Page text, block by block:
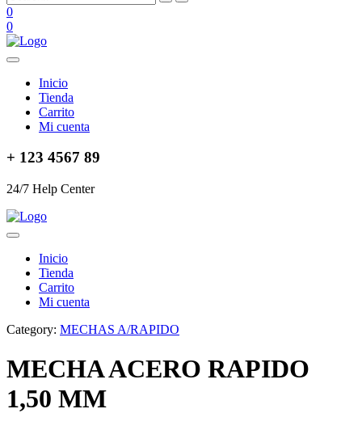
0
0
Inicio
Tienda
Carrito
Mi cuenta
+ 123 4567 89
24/7 Help Center
Inicio
Tienda
Carrito
Mi cuenta
Category: MECHAS A/RAPIDO
MECHA ACERO RAPIDO
1,50 MM